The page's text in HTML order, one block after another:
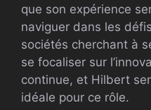
que son expérience
naviguer dans les
sociétés cherchant à
se focaliser sur
continue, et Hilbert
idéale pour ce rôle.